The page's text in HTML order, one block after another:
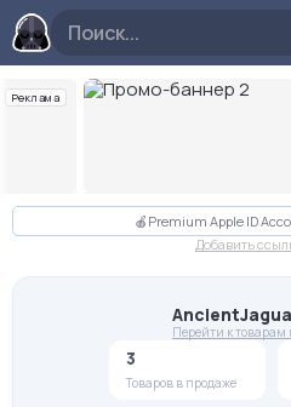
Реклама
Слайд 2 из 10
🍎Premium Apple ID
Добавить
Перейти к товарам
3
Товаров в продаже